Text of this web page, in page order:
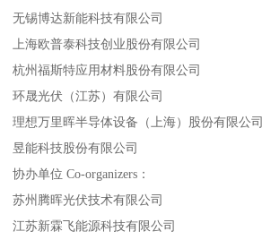
无锡博达新能科技有限公司
上海欧普泰科技创业股份有限公司
杭州福斯特应用材料股份有限公司
环晟光伏（江苏）有限公司
理想万里晖半导体设备（上海）股份有限公司
昱能科技股份有限公司
协办单位 Co-organizers：
苏州腾晖光伏技术有限公司
江苏新霖飞能源科技有限公司